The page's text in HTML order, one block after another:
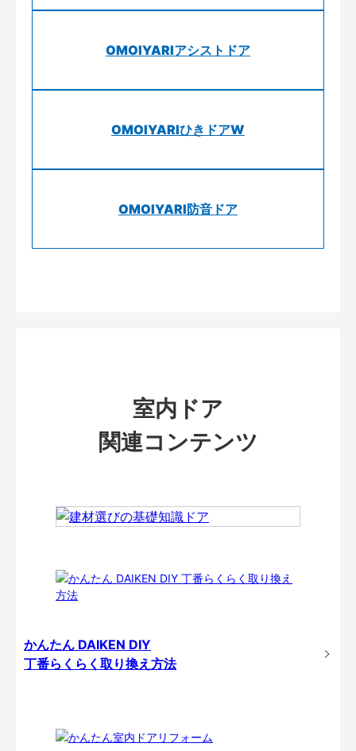
OMOIYARIアシストドア
OMOIYARIひきドアW
OMOIYARI防音ドア
室内ドア
関連コンテンツ
かんたん DAIKEN DIY
丁番らくらく取り換え方法